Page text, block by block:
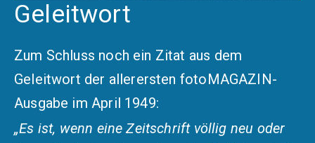
Geleitwort
Zum Schluss noch ein Zitat aus dem
Geleitwort der allerersten fotoMAGAZIN-
Ausgabe im April 1949:
„Es ist, wenn eine Zeitschrift völlig neu oder